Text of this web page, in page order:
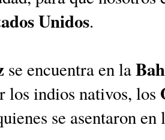
Unidos.
se encuentra en la
los indios nativos, los
se asentaron